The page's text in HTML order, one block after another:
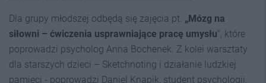
Dla grupy młodszej odbędą się zajęcia pt. „Mózg na
siłowni – ćwiczenia usprawniające pracę umysłu”, które
poprowadzi psycholog Anna Bochenek. Z kolei warsztaty
dla starszych dzieci – Sketchnoting i działanie ludzkiej
pamięci - poprowadzi Daniel Knapik, student psychologii,